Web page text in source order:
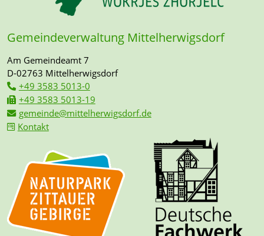
Gemeindeverwaltung Mittelherwigsdorf
Am Gemeindeamt 7
D-02763 Mittelherwigsdorf
+49 3583 5013-0
+49 3583 5013-19
gemeinde@mittelherwigsdorf.de
Kontakt